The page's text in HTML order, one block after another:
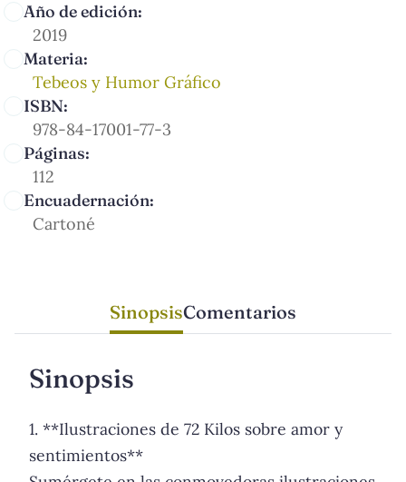
Año de edición:
2019
Materia:
Tebeos y Humor Gráfico
ISBN:
978-84-17001-77-3
Páginas:
112
Encuadernación:
Cartoné
SinopsisComentarios
Sinopsis
1. **Ilustraciones de 72 Kilos sobre amor y
sentimientos**